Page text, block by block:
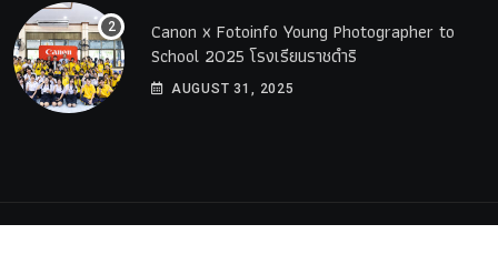
Canon x Fotoinfo​ Young​ Photographer to
School 2025 โรงเรียนราชดำริ
AUGUST 31, 2025